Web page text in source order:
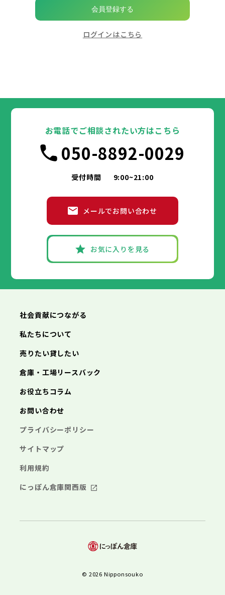
会員登録する
ログインはこちら
お電話でご相談されたい方はこちら
050-8892-0029
受付時間 9:00~21:00
メールでお問い合わせ
お気に入りを見る
社会貢献につながる
私たちについて
売りたい貸したい
倉庫・工場リースバック
お役立ちコラム
お問い合わせ
プライバシーポリシー
サイトマップ
利用規約
にっぽん倉庫関西版
© 2026 Nipponsouko